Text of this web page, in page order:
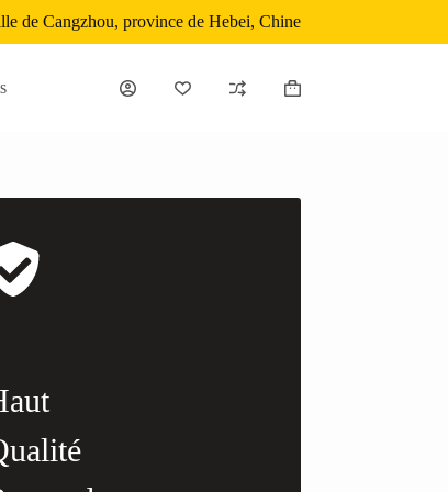
de Cangzhou, province de Hebei, Chine
购